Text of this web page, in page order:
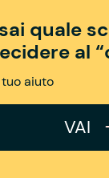
quale
al
aiuto
VAI